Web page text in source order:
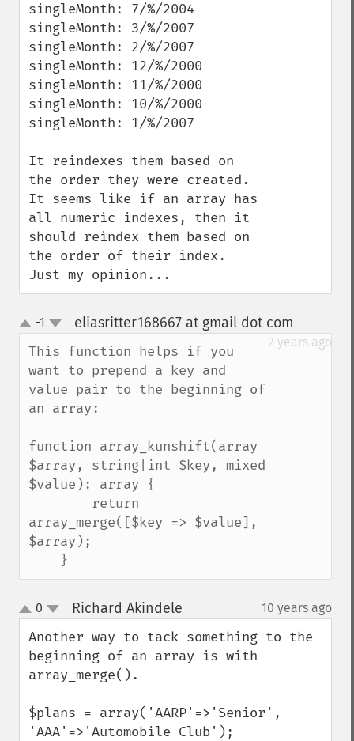
singleMonth: 7/%/2004
singleMonth: 3/%/2007
singleMonth: 2/%/2007
singleMonth: 12/%/2000
singleMonth: 11/%/2000
singleMonth: 10/%/2000
singleMonth: 1/%/2007
It reindexes them based on
the order they were created.
It seems like if an array has
all numeric indexes, then it
should reindex them based on
the order of their index.
Just my opinion...
up
down
-1 eliasritter168667 at gmail dot com
2 years ago
This function helps if you
want to prepend a key and
value pair to the beginning of
an array:
function array_kunshift(array
$array, string|int $key, mixed
$value): array {
array_merge([$key => $value],
$array);
    }
up
down
0 Richard Akindele 10 years ago
Another way to tack something to the
beginning of an array is with
array_merge().
$plans = array('AARP'=>'Senior',
'AAA'=>'Automobile Club');